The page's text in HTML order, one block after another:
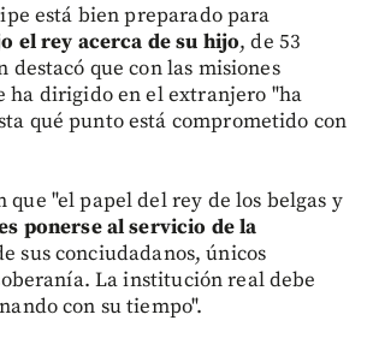
está bien preparado para
el rey acerca de su hijo, de 53
destacó que con las misiones
ha dirigido en el extranjero "ha
qué punto está comprometido con
"el papel del rey de los belgas y
ponerse al servicio de la
sus conciudadanos, únicos
La institución real debe
con su tiempo".